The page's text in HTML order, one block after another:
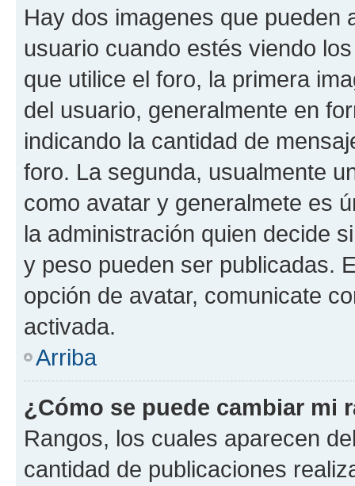
Hay dos imagenes que pueden
usuario cuando estés viendo
que utilice el foro, la primera
del usuario, generalmente en
indicando la cantidad de
foro. La segunda, usualmente
como avatar y generalmete es
la administración quien decide
y peso pueden ser publicadas.
opción de avatar, comunicate
activada.
Arriba
¿Cómo se puede cambiar mi
Rangos, los cuales aparecen
cantidad de publicaciones